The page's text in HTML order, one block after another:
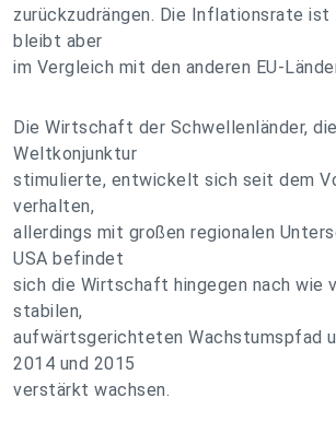
zurückzudrängen. Die Inflationsrate ist
bleibt aber
im Vergleich mit den anderen EU-
Die Wirtschaft der Schwellenländer,
Weltkonjunktur
stimulierte, entwickelt sich seit dem
verhalten,
allerdings mit großen regionalen
USA befindet
sich die Wirtschaft hingegen nach wie
stabilen,
aufwärtsgerichteten Wachstumspfad
2014 und 2015
verstärkt wachsen.